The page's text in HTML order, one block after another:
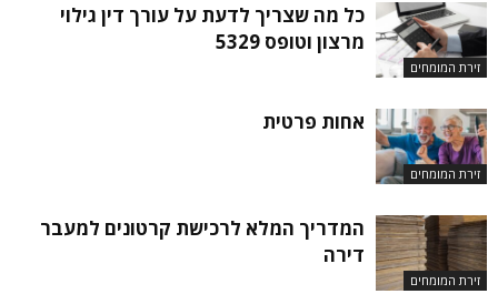
זירת המומחים
כל מה שצריך לדעת על עורך דין גילוי
מרצון וטופס 5329
זירת המומחים
אחות פרטית
זירת המומחים
המדריך המלא לרכישת קרטונים למעבר
דירה